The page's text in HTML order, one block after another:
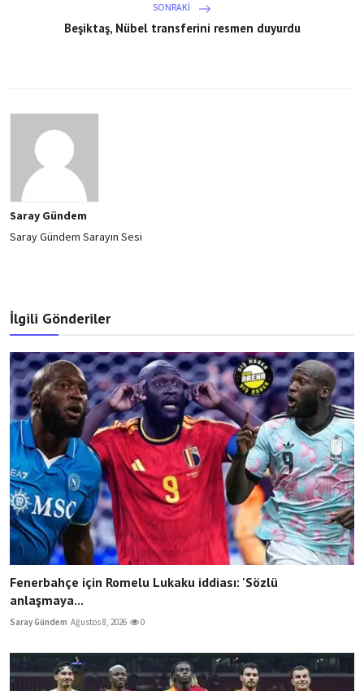
SONRAKI
Beşiktaş, Nübel transferini resmen duyurdu
Saray Gündem
Saray Gündem Sarayın Sesi
İlgili Gönderiler
Fenerbahçe için Romelu Lukaku iddiası: 'Sözlü
anlaşmaya...
Saray Gündem Ağustos 8, 2026 0